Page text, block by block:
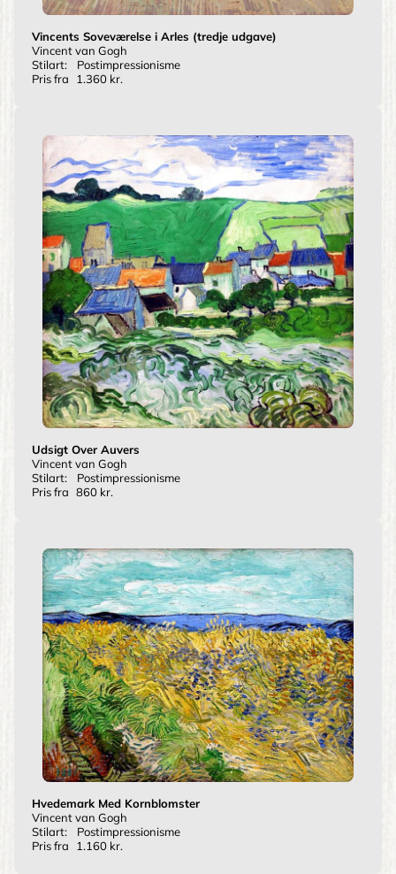
Vincents Soveværelse i Arles (tredje udgave)
Vincent van Gogh
Stilart:
Postimpressionisme
Pris fra
1.360 kr.
Udsigt Over Auvers
Vincent van Gogh
Stilart:
Postimpressionisme
Pris fra 860 kr.
Hvedemark Med Kornblomster
Vincent van Gogh
Stilart:
Postimpressionisme
Pris fra
1.160 kr.